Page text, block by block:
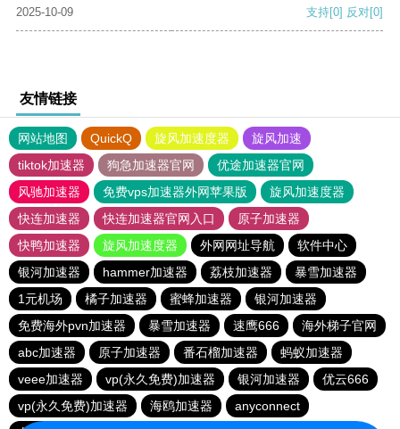
2025-10-09 支持[0] 反对[0]
友情链接
网站地图 QuickQ 旋风加速度器
旋风加速
tiktok加速器
狗急加速器官网
优途加速器官网
风驰加速器
免费vps加速器外网苹果版
旋风加速度器
快连加速器
快连加速器官网入口
原子加速器
快鸭加速器
旋风加速度器 外网网址导航
软件中心
银河加速器
hammer加速器 荔枝加速器
暴雪加速器
1元机场
橘子加速器 蜜蜂加速器
银河加速器
免费海外pvn加速器
暴雪加速器 速鹰666
海外梯子官网
abc加速器
原子加速器 番石榴加速器
蚂蚁加速器
veee加速器
vp(永久免费)加速器 银河加速器
优云666
vp(永久免费)加速器
海鸥加速器
anyconnect